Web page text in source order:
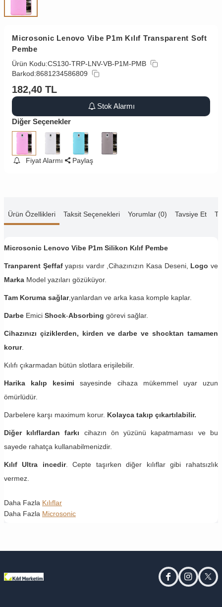
Microsonic Lenovo Vibe P1m Kılıf Transparent Soft
Pembe
Ürün Kodu:CS130-TRP-LNV-VB-P1M-PMB
Barkod:8681234586809
182,40 TL
Stok Alarmı
Diğer Seçenekler
Fiyat Alarmı Paylaş
Ürün Özellikleri Taksit Seçenekleri Yorumlar (0) Tavsiye Et
Microsonic Lenovo Vibe P1m Silikon Kılıf Pembe
Tranparent Şeffafyapısı vardır ,Cihazınızın Kasa Deseni, Logo ve
Marka Model yazıları gözüküyor.
Tam Koruma sağlar,yanlardan ve arka kasa komple kaplar.
Darbe Emici Shock-Absorbing görevi sağlar.
Cihazınızı çiziklerden, kirden ve darbe ve shocktan tamamen
korur.
Kılıfı çıkarmadan bütün slotlara erişilebilir.
Harika kalıp kesimi sayesinde cihaza mükemmel uyar uzun
ömürlüdür.
Darbelere karşı maximum korur. Kolayca takıp çıkartılabilir.
Diğer kılıflardan farkı cihazın ön yüzünü kapatmaması ve bu
sayede rahatça kullanabilmenizdir.
Kılıf Ultra incedir. Cepte taşırken diğer kılıflar gibi rahatsızlık
vermez.
Daha Fazla Kılıflar
Daha Fazla Microsonic
facebookinstagram